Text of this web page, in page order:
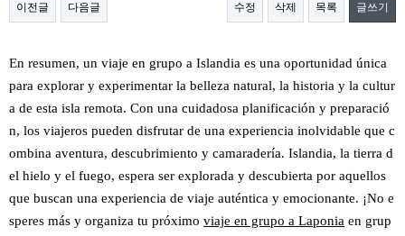
이전글 다음글 수정 삭제 목록 글쓰기
En resumen, un viaje en grupo a Islandia es una oportunidad única
para explorar y experimentar la belleza natural, la historia y la cultur
a de esta isla remota. Con una cuidadosa planificación y preparació
n, los viajeros pueden disfrutar de una experiencia inolvidable que c
ombina aventura, descubrimiento y camaradería. Islandia, la tierra d
el hielo y el fuego, espera ser explorada y descubierta por aquellos
que buscan una experiencia de viaje auténtica y emocionante. ¡No e
speres más y organiza tu próximo viaje en grupo a Laponia en grup